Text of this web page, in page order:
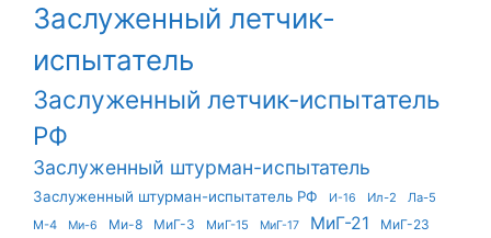
Заслуженный летчик-
испытатель
Заслуженный летчик-испытатель
РФ
Заслуженный штурман-испытатель
Заслуженный штурман-испытатель РФ И-16 Ил-2
Ла-5
М-4
Ми-6 Ми-8 МиГ-3 МиГ-15 МиГ-17 МиГ-21
МиГ-23